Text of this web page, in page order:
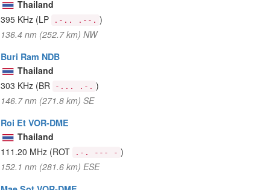
Thailand
395 KHz (LP .-.. .--. )
136.4 nm (252.7 km) NW
Buri Ram NDB
Thailand
303 KHz (BR -... .-. )
146.7 nm (271.8 km) SE
Roi Et VOR-DME
Thailand
111.20 MHz (ROT .-. --- - )
152.1 nm (281.6 km) ESE